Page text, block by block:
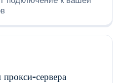
сервера